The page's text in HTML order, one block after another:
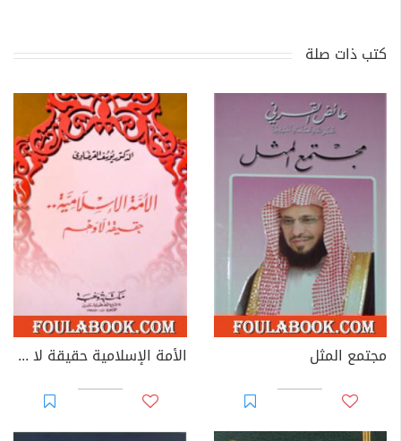
كتب ذات صلة
مجتمع المثل الأمة الإسلامية حقيقة لا وهم